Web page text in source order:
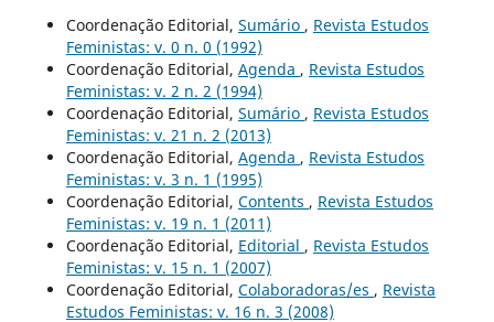
Coordenação Editorial, Sumário , Revista Estudos
Feministas: v. 0 n. 0 (1992)
Coordenação Editorial, Agenda , Revista Estudos
Feministas: v. 2 n. 2 (1994)
Coordenação Editorial, Sumário , Revista Estudos
Feministas: v. 21 n. 2 (2013)
Coordenação Editorial, Agenda , Revista Estudos
Feministas: v. 3 n. 1 (1995)
Coordenação Editorial, Contents , Revista Estudos
Feministas: v. 19 n. 1 (2011)
Coordenação Editorial, Editorial , Revista Estudos
Feministas: v. 15 n. 1 (2007)
Coordenação Editorial, Colaboradoras/es , Revista
Estudos Feministas: v. 16 n. 3 (2008)